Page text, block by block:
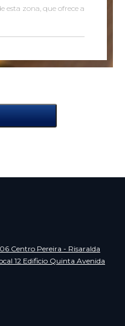
esta zona, que ofrece a
Centro Pereira - Risaralda
12 Edificio Quinta Avenida